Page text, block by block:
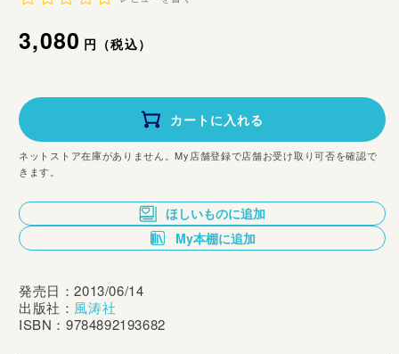
通
価
格
3,080円（税込）
カートに入れる
ネットストア在庫がありません。My店舗登録で店舗お受け取り可否を確認で
きます。
ほしいものに追加
My本棚に追加
発売日：2013/06/14
出版社： 風涛社
ISBN：9784892193682